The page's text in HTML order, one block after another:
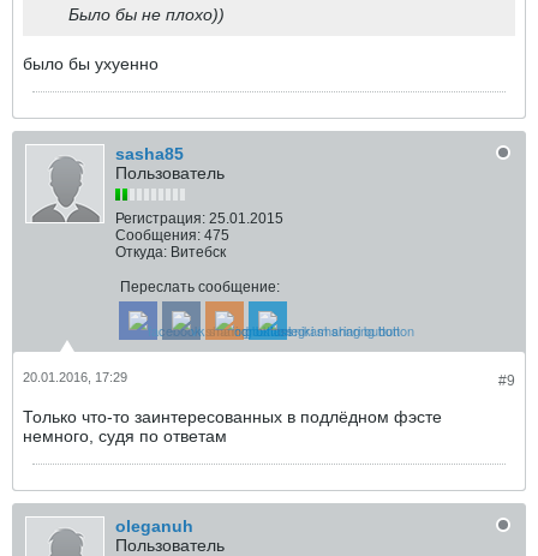
Было бы не плохо))
было бы ухуенно
sasha85
Пользователь
Регистрация: 25.01.2015
Сообщения: 475
Откуда: Витебск
Переслать сообщение:
#9
20.01.2016, 17:29
Только что-то заинтересованных в подлёдном фэсте
немного, судя по ответам
oleganuh
Пользователь